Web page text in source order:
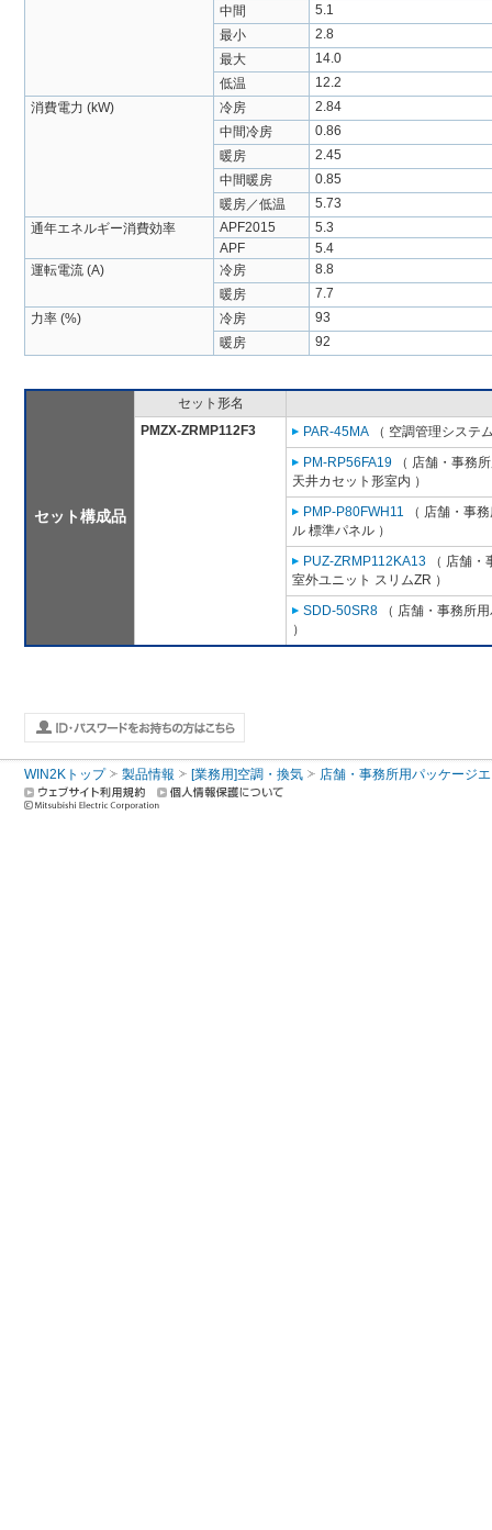
中間
5.1
最小
2.8
最大
14.0
低温
12.2
消費電力 (kW)
冷房
2.84
中間冷房
0.86
暖房
2.45
中間暖房
0.85
暖房／低温
5.73
通年エネルギー消費効率
APF2015
5.3
APF
5.4
運転電流 (A)
冷房
8.8
暖房
7.7
力率 (%)
冷房
93
暖房
92
セット構成品
セット形名
PMZX-ZRMP112F3
PAR-45MA （ 空調管理システ
PM-RP56FA19 （ 店舗・事務
天井カセット形室内 ）
PMP-P80FWH11 （ 店舗・事
ル 標準パネル ）
PUZ-ZRMP112KA13 （ 店舗
室外ユニット スリムZR ）
SDD-50SR8 （ 店舗・事務所
）
WIN2Kトップ 製品情報 [業務用]空調・換気 店舗・事務所用パッケージ